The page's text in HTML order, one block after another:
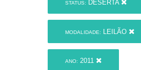
STATUS: DESERTA
MODALIDADE: LEILÃO
ANO: 2011